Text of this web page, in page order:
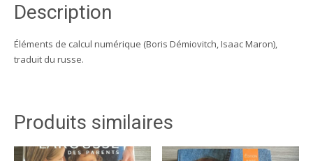
Description
Éléments de calcul numérique (Boris Démiovitch, Isaac Maron),
traduit du russe.
Produits similaires